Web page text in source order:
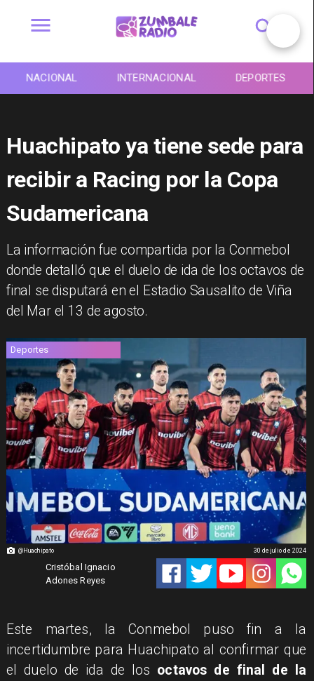
NACIONAL INTERNACIONAL DEPORTES
Huachipato ya tiene sede para
recibir a Racing por la Copa
Sudamericana
La información fue compartida por la Conmebol
donde detalló que el duelo de ida de los octavos de
final se disputará en el Estadio Sausalito de Viña
del Mar el 13 de agosto.
@Huachipato
Deportes
Cristóbal Ignacio
Adones Reyes
30 de julio de 2024
Este martes, la Conmebol puso fin a la
incertidumbre para Huachipato al confirmar que
el duelo de ida de los octavos de final de la